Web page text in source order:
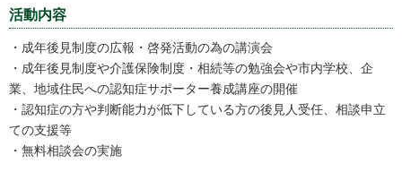
活動内容
・成年後見制度の広報・啓発活動の為の講演会
・成年後見制度や介護保険制度・相続等の勉強会や市内学校、企
業、地域住民への認知症サポーター養成講座の開催
・認知症の方や判断能力が低下している方の後見人受任、相談申立
ての支援等
・無料相談会の実施